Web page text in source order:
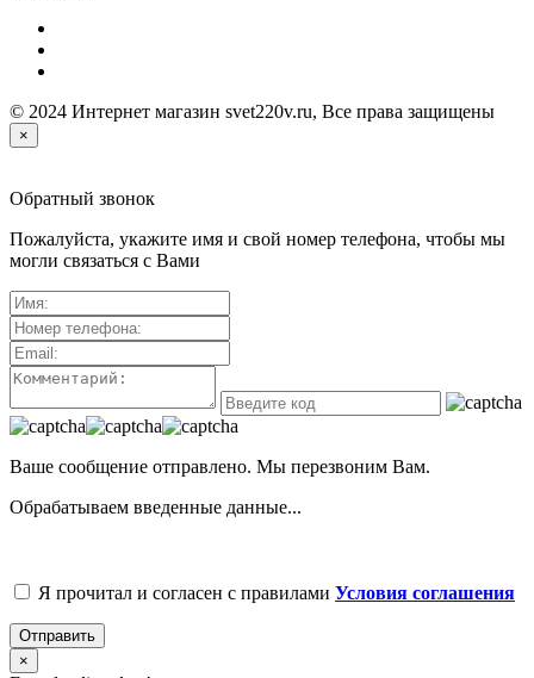
© 2024 Интернет магазин svet220v.ru, Все права защищены
×
Обратный звонок
Пожалуйста, укажите имя и свой номер телефона, чтобы мы
могли связаться с Вами
Ваше сообщение отправлено. Мы перезвоним Вам.
Обрабатываем введенные данные...
Я прочитал и согласен с правилами Условия соглашения
Отправить
×